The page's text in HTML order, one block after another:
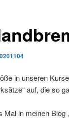
in unseren
auf, die so
in meinen Blog